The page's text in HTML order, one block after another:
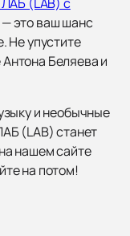
ЛАБ (LAB) с
это ваш шанс
Не упустите
Беляева и
и необычные
(LAB) станет
нашем сайте
на потом!